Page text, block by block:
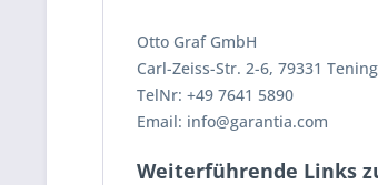
Otto Graf GmbH
Carl-Zeiss-Str. 2-6, 79331
TelNr: +49 7641 5890
Email: info@garantia.com
Weiterführende Links